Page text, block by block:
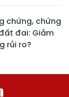
chứng, chứng
đai: Giảm
rủi ro?